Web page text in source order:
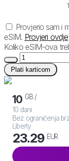
Provjerio sam i
eSIM. Provjeri ovdje
Koliko eSIM-ova
Plati karticom
10 GB /
10 dani
Bez ograničenja
Liberty
23.29 EUR